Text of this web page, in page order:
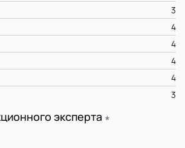
3
4
4
4
4
3
эксперта ∗